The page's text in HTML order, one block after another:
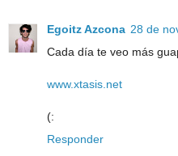
Egoitz Azcona 28 de
Cada día te veo más
www.xtasis.net
(:
Responder